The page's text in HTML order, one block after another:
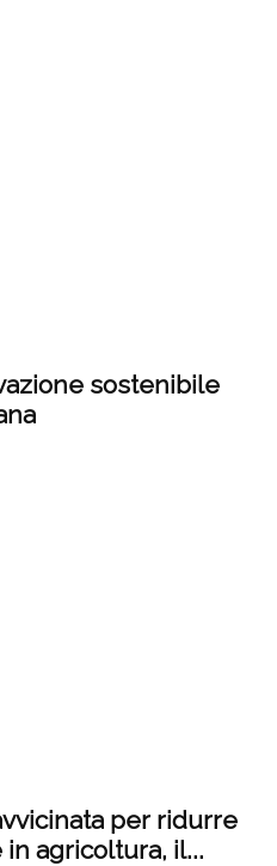
sostenibile
per ridurre
in agricoltura, il...